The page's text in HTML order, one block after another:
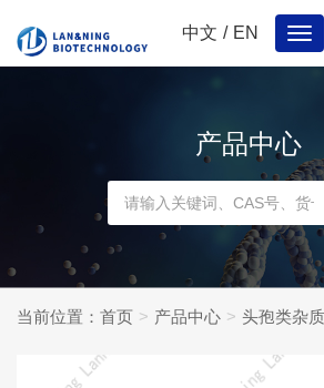
中文 / EN
产品中心
当前位置： 首页 产品中心 头孢类杂质